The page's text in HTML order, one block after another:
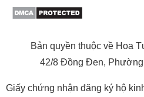
Bản quyền thuộc về Hoa
42/8 Đồng Đen, Phường
Giấy chứng nhận đăng ký hộ